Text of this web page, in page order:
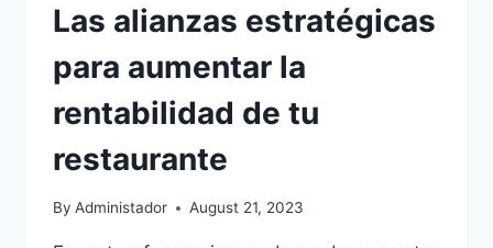
Las alianzas estratégicas
para aumentar la
rentabilidad de tu
restaurante
By Administador August 21, 2023